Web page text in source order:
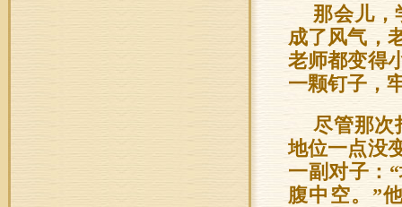
那会儿，
成了风气，
老师都变得
一颗钉子，
尽管那次
地位一点没
一副对子：
腹中空。”